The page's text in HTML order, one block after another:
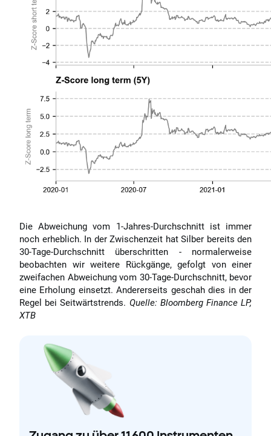
Die Abweichung vom 1-Jahres-Durchschnitt ist immer
noch erheblich. In der Zwischenzeit hat Silber bereits den
30-Tage-Durchschnitt überschritten - normalerweise
beobachten wir weitere Rückgänge, gefolgt von einer
zweifachen Abweichung vom 30-Tage-Durchschnitt, bevor
eine Erholung einsetzt. Andererseits geschah dies in der
Regel bei Seitwärtstrends. Quelle: Bloomberg Finance LP,
XTB